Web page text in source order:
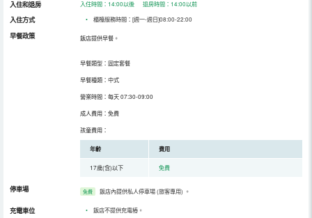
入住和退房
入住時間：14:00以後 退房時間：14:00以前
入住方式 • 櫃檯服務時間：[週一-週日]08:00-22:00
早餐政策 飯店提供早餐。
早餐類型：固定套餐
早餐種類：中式
營業時間：每天 07:30-09:00
成人費用：免費
孩童費用：
年齡 費用
17歲(含)以下 免費
停車場 免費 飯店內提供私人停車場 (旅客專用) 。
充電車位 • 飯店不提供充電樁。